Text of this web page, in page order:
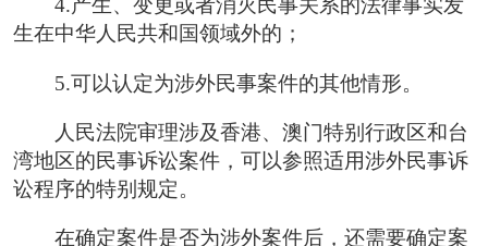
4.产生、变更或者消灭民事关系的法律事实发
生在中华人民共和国领域外的；
5.可以认定为涉外民事案件的其他情形。
人民法院审理涉及香港、澳门特别行政区和台
湾地区的民事诉讼案件，可以参照适用涉外民事诉
讼程序的特别规定。
在确定案件是否为涉外案件后，还需要确定案